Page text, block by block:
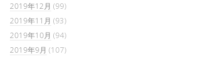
2019年12月 (99)
2019年11月 (93)
2019年10月 (94)
2019年9月 (107)